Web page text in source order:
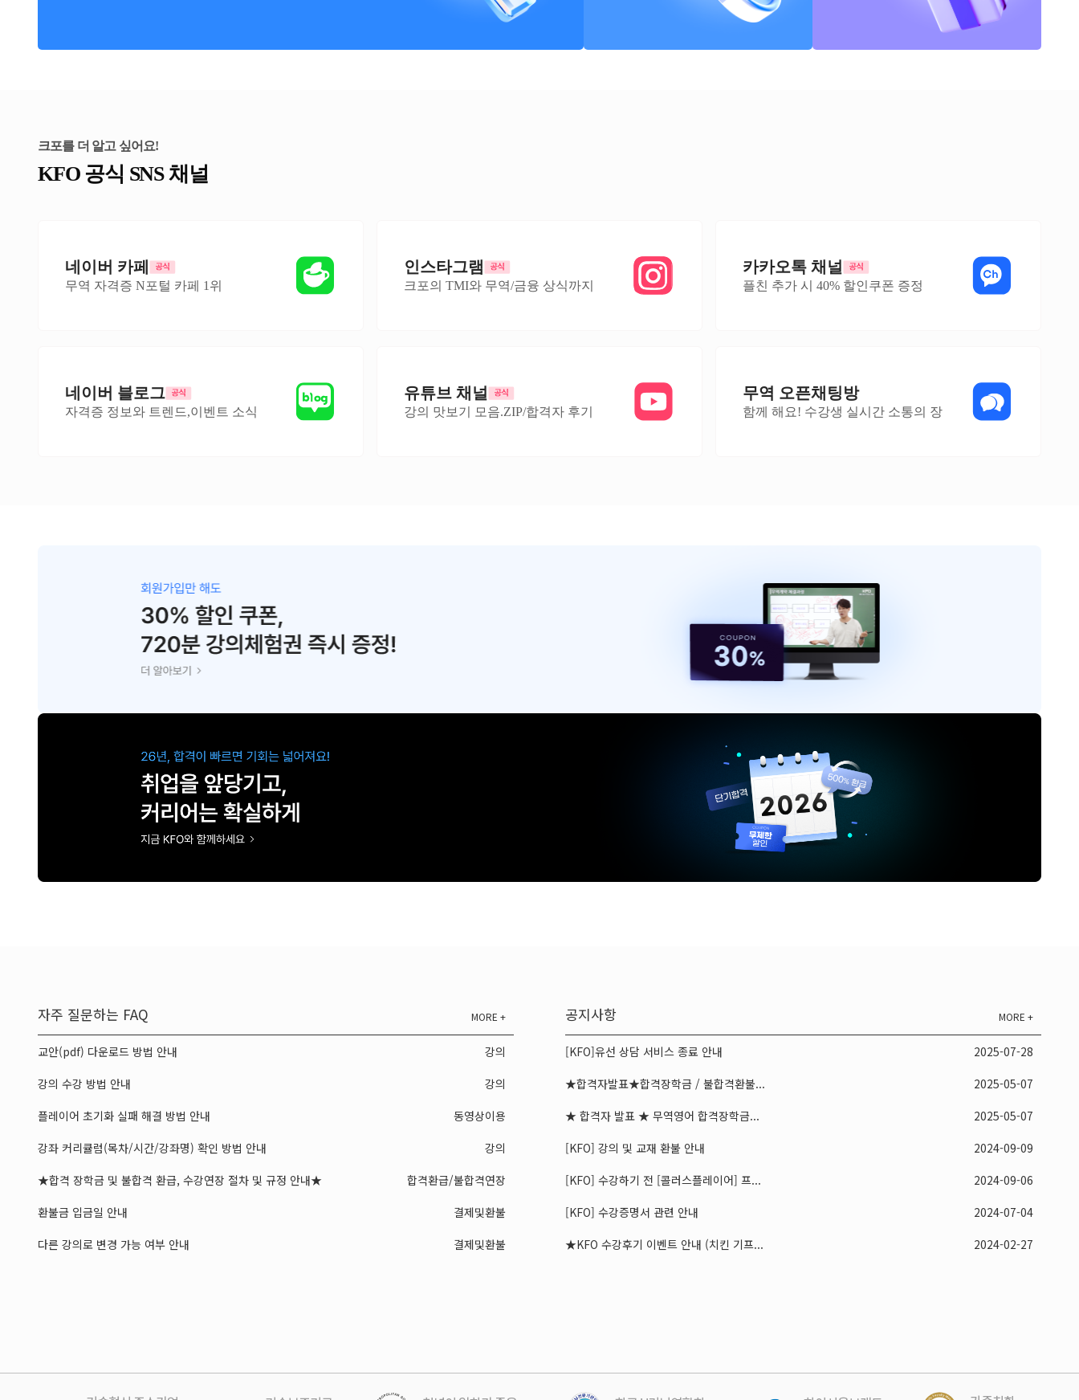
크포를 더 알고 싶어요!
KFO 공식 SNS 채널
네이버 카페
무역 자격증 N포털 카페 1위
인스타그램
크포의 TMI와 무역/금융 상식까지
카카오톡 채널
플친 추가 시 40% 할인쿠폰 증정
네이버 블로그
자격증 정보와 트렌드,이벤트 소식
유튜브 채널
강의 맛보기 모음.ZIP/합격자 후기
무역 오픈채팅방
함께 해요! 수강생 실시간 소통의 장
자주 질문하는 FAQ MORE +
교안(pdf) 다운로드 방법 안내
강의
강의 수강 방법 안내
강의
플레이어 초기화 실패 해결 방법 안내
동영상이용
강좌 커리큘럼(목차/시간/강좌명) 확인 방법 안내
강의
★합격 장학금 및 불합격 환급, 수강연장 절차 및 규정 안내★
합격환급/불합격연장
환불금 입금일 안내
결제및환불
다른 강의로 변경 가능 여부 안내
결제및환불
공지사항 MORE +
[KFO]유선 상담 서비스 종료 안내
2025-07-28
★합격자발표★합격장학금 / 불합격환불...
2025-05-07
★ 합격자 발표 ★ 무역영어 합격장학금...
2025-05-07
[KFO] 강의 및 교재 환불 안내
2024-09-09
[KFO] 수강하기 전 [콜러스플레이어] 프...
2024-09-06
[KFO] 수강증명서 관련 안내
2024-07-04
★KFO 수강후기 이벤트 안내 (치킨 기프...
2024-02-27